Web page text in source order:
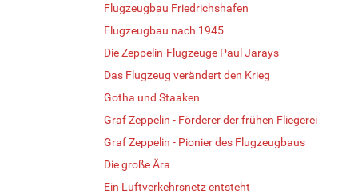
Flugzeugbau Friedrichshafen
Flugzeugbau nach 1945
Die Zeppelin-Flugzeuge Paul Jarays
Das Flugzeug verändert den Krieg
Gotha und Staaken
Graf Zeppelin - Förderer der frühen Fliegerei
Graf Zeppelin - Pionier des Flugzeugbaus
Die große Ära
Ein Luftverkehrsnetz entsteht